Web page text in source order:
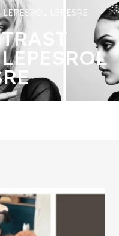
LEPESRE